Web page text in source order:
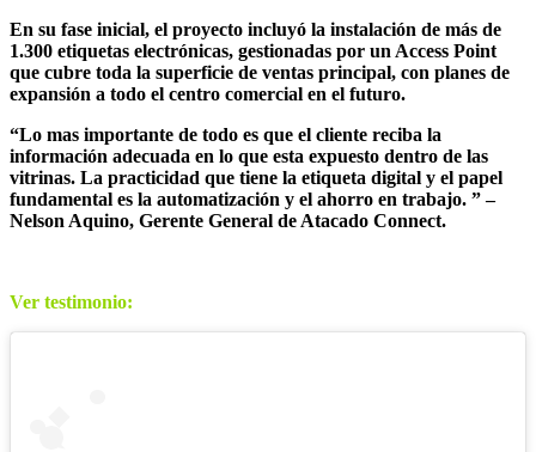
En su fase inicial, el proyecto incluyó la instalación de más de
1.300 etiquetas electrónicas, gestionadas por un Access Point
que cubre toda la superficie de ventas principal, con planes de
expansión a todo el centro comercial en el futuro.
“Lo mas importante de todo es que el cliente reciba la
información adecuada en lo que esta expuesto dentro de las
vitrinas. La practicidad que tiene la etiqueta digital y el papel
fundamental es la automatización y el ahorro en trabajo. ” –
Nelson Aquino, Gerente General de Atacado Connect.
Ver testimonio: